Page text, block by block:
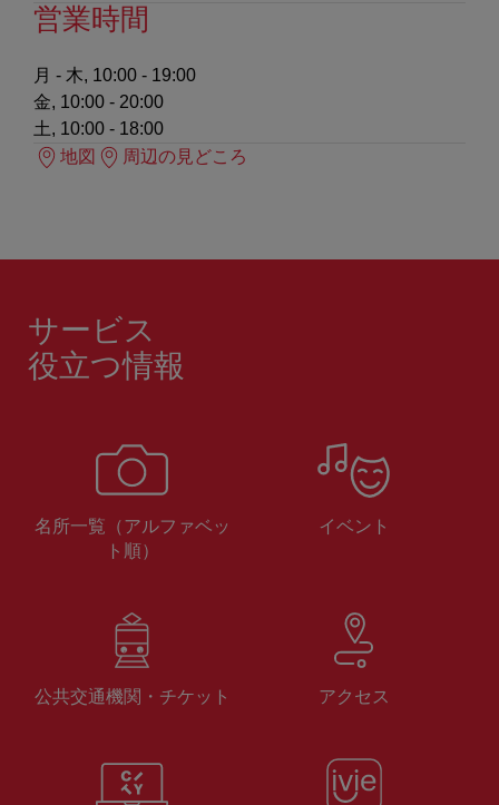
営業時間
月 - 木, 10:00 - 19:00
金, 10:00 - 20:00
土, 10:00 - 18:00
地図
周辺の見どころ
サービス
役立つ情報
名所一覧（アルファベッ
ト順）
イベント
公共交通機関・チケット アクセス